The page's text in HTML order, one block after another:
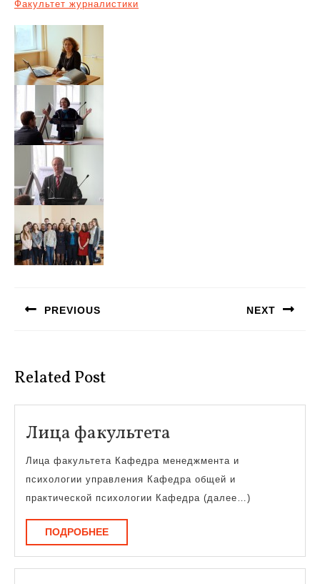
Факультет журналистики
записям
PREVIOUS NEXT
Related Post
Лица факультета
факультета
Лица факультета Кафедра менеджмента и
психологии управления Кафедра общей и
практической психологии Кафедра (далее…)
ПОДРОБНЕЕПОДРОБНЕЕ